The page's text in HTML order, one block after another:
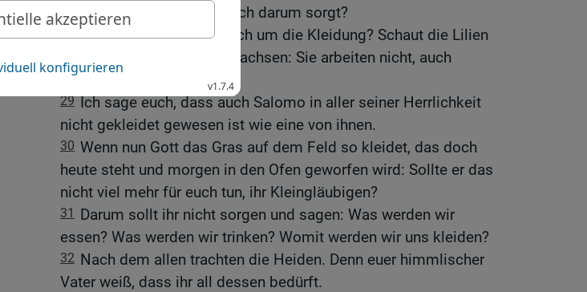
könnte, wie sehr er sich auch darum sorgt?
Und warum sorgt ihr euch um die Kleidung? Schaut die Lilien
auf dem Feld an, wie sie wachsen: Sie arbeiten nicht, auch
spinnen sie nicht.
29 Ich sage euch, dass auch Salomo in aller seiner Herrlichkeit
nicht gekleidet gewesen ist wie eine von ihnen.
30 Wenn nun Gott das Gras auf dem Feld so kleidet, das doch
heute steht und morgen in den Ofen geworfen wird: Sollte er das
nicht viel mehr für euch tun, ihr Kleingläubigen?
31 Darum sollt ihr nicht sorgen und sagen: Was werden wir
essen? Was werden wir trinken? Womit werden wir uns kleiden?
32 Nach dem allen trachten die Heiden. Denn euer himmlischer
Vater weiß, dass ihr all dessen bedürft.